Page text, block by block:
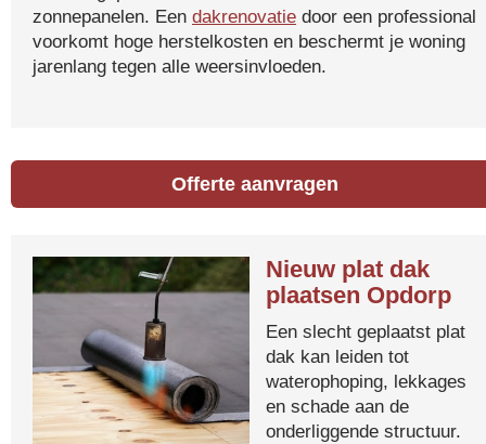
zonnepanelen. Een dakrenovatie door een professional
voorkomt hoge herstelkosten en beschermt je woning
jarenlang tegen alle weersinvloeden.
Offerte aanvragen
Nieuw plat dak
plaatsen Opdorp
Een slecht geplaatst plat
dak kan leiden tot
waterophoping, lekkages
en schade aan de
onderliggende structuur.